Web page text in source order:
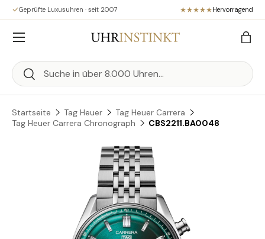
Direkt zum Inhalt
Geprüfte Luxusuhren · seit 2007 Hervorragend
Suchen
Suchen
Menü
Startseite Tag Heuer
Tag Heuer Carrera
Tag Heuer Carrera Chronograph
CBS2211.BA0048
Zu Produktinformationen springen